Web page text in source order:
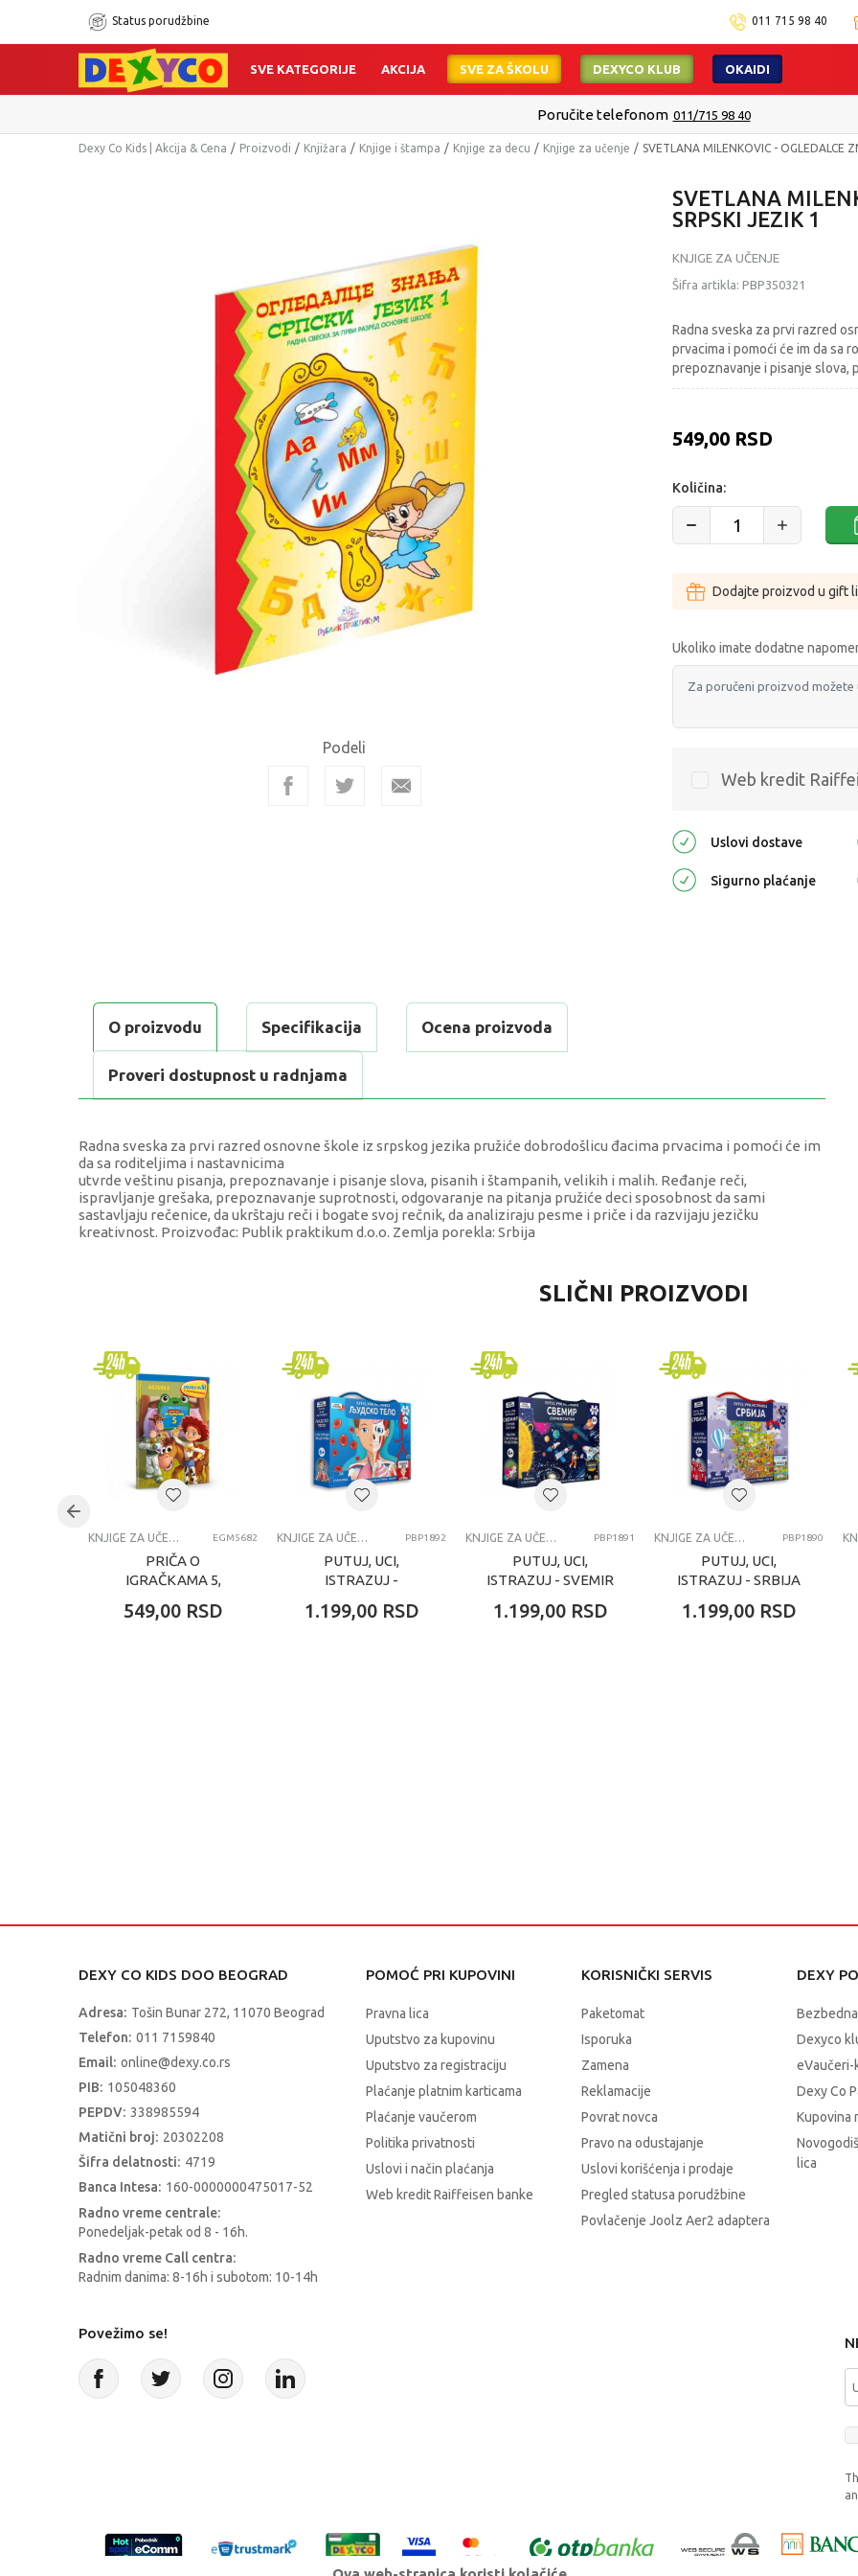
Status porudžbine 011 715 98 40
SVE KATEGORIJE AKCIJA SVE ZA ŠKOLU DEXYCO KLUB OKAIDI
Poručite telefonom 011/715 98 40
Dexy Co Kids | Akcija & Cena Proizvodi Knjižara Knjige i štampa Knjige za decu Knjige za učenje SVETLANA MILENKOVIC - OGLEDALCE
Podeli
SVETLANA
SRPSKI JEZIK 1
KNJIGE ZA UČENJE
Šifra artikla: PBP350321
Radna sveska za prvi razred
prvacima i pomoći će im da sa
prepoznavanje i pisanje slova,
549,00 RSD
Količina:
Dodajte proizvod u gift
Ukoliko imate dodatne
Web kredit
Uslovi dostave
Sigurno plaćanje
O proizvodu Specifikacija Ocena proizvoda
Proveri dostupnost u radnjama
Radna sveska za prvi razred osnovne škole iz srpskog jezika pružiće dobrodošlicu đacima prvacima i pomoći će im
da sa roditeljima i nastavnicima
utvrde veštinu pisanja, prepoznavanje i pisanje slova, pisanih i štampanih, velikih i malih. Ređanje reči,
ispravljanje grešaka, prepoznavanje suprotnosti, odgovaranje na pitanja pružiće deci sposobnost da sami
sastavljaju rečenice, da ukrštaju reči i bogate svoj rečnik, da analiziraju pesme i priče i da razvijaju jezičku
kreativnost. Proizvođac: Publik praktikum d.o.o. Zemlja porekla: Srbija
Knjige za učenje
Brend Publik praktikum knjige
univerzalno
Uzrast 7-8 godina
Kategorija KNJIGE ZA UCENJE
SLIČNI PROIZVODI
KNJIGE ZA UČENJE EGM5682
PRIČA O
IGRAČKAMA 5,
(BOJANKA SA
549,00 RSD
KNJIGE ZA UČENJE PBP1892
PUTUJ, UCI,
ISTRAZUJ -
SASSI - MATEO
1.199,00 RSD
KNJIGE ZA UČENJE PBP1891
PUTUJ, UCI,
ISTRAZUJ - SVEMIR
GAULE
1.199,00 RSD
KNJIGE ZA UČENJE PBP1890
PUTUJ, UCI,
ISTRAZUJ - SRBIJA
GAULE
1.199,00 RSD
DEXY CO KIDS DOO BEOGRAD
Adresa: Tošin Bunar 272, 11070 Beograd
Telefon: 011 7159840
Email: online@dexy.co.rs
PIB: 105048360
PEPDV: 338985594
Matični broj: 20302208
Šifra delatnosti: 4719
Banca Intesa: 160-0000000475017-52
Radno vreme centrale:
Ponedeljak-petak od 8 - 16h.
Radno vreme Call centra:
Radnim danima: 8-16h i subotom: 10-14h
POMOĆ PRI KUPOVINI
Pravna lica
Uputstvo za kupovinu
Uputstvo za registraciju
Plaćanje platnim karticama
Plaćanje vaučerom
Politika privatnosti
Uslovi i način plaćanja
Web kredit Raiffeisen banke
KORISNIČKI SERVIS
Paketomat
Isporuka
Zamena
Reklamacije
Povrat novca
Pravo na odustajanje
Uslovi korišćenja i prodaje
Pregled statusa porudžbine
Povlačenje Joolz Aer2 adaptera
DEXY
Dexyco
Dexy Co
Kupovina
lica
Povežimo se!